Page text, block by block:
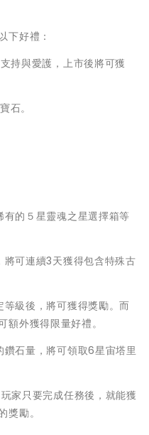
下好禮：
持與愛護，上市後將可獲
石。
的５星靈魂之星選擇箱等
可連續3天獲得包含特殊古
級後，將可獲得獎勵。而
外獲得限量好禮。
石量，將可領取6星宙塔里
家只要完成任務後，就能獲
獎勵。